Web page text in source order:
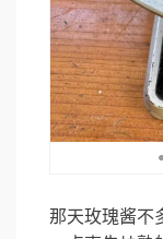
那天玫瑰酱不